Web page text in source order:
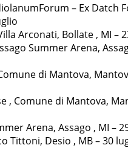
– Ex Datch
Arconati, Bollate , MI –
Summer Arena,
di Mantova,
, Comune di Mantova,
Arena, Assago , MI –
Tittoni, Desio , MB – 30